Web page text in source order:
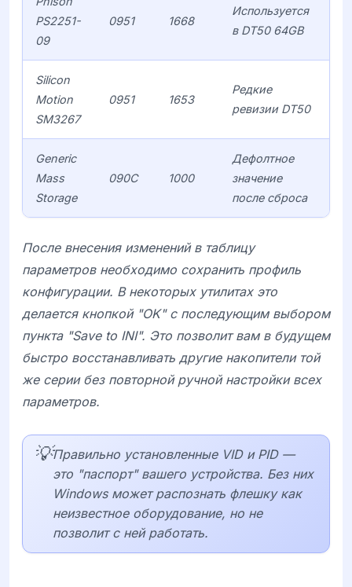
PS2251-
09
0951 1668
Используется
в DT50 64GB
Silicon
Motion
SM3267
0951 1653
Редкие
ревизии DT50
Generic
Mass
Storage
090C 1000
Дефолтное
значение
после сброса
После внесения изменений в таблицу
параметров необходимо сохранить профиль
конфигурации. В некоторых утилитах это
делается кнопкой "OK" с последующим выбором
пункта "Save to INI". Это позволит вам в будущем
быстро восстанавливать другие накопители той
же серии без повторной ручной настройки всех
параметров.
💡Правильно установленные VID и PID —
это "паспорт" вашего устройства. Без них
Windows может распознать флешку как
неизвестное оборудование, но не
позволит с ней работать.